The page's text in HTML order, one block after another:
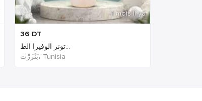
1 mois Il ya
36 DT
تونر الوفيرا الط...
بَنْزَرْت‎، Tunisia